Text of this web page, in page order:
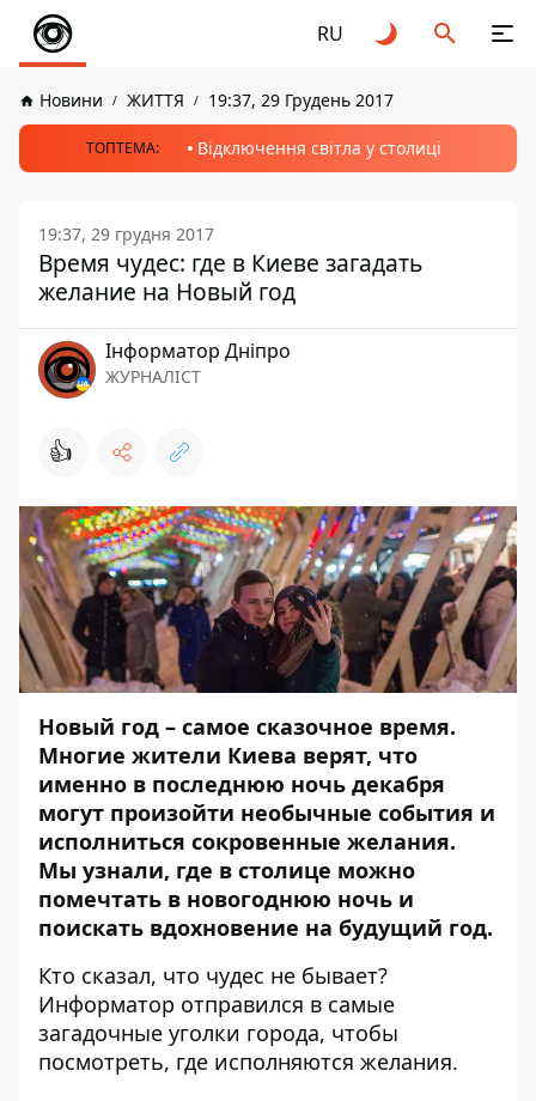
RU
Новини ЖИТТЯ 19:37, 29 Грудень 2017
ТОПТЕМА: Відключення світла у столиці
19:37, 29 грудня 2017
Время чудес: где в Киеве загадать
желание на Новый год
Інформатор Дніпро
ЖУРНАЛІСТ
👍
Новый год – самое сказочное время.
Многие жители Киева верят, что
именно в последнюю ночь декабря
могут произойти необычные события и
исполниться сокровенные желания.
Мы узнали, где в столице можно
помечтать в новогоднюю ночь и
поискать вдохновение на будущий год.
Кто сказал, что чудес не бывает?
Информатор отправился в самые
загадочные уголки города, чтобы
посмотреть, где исполняются желания.